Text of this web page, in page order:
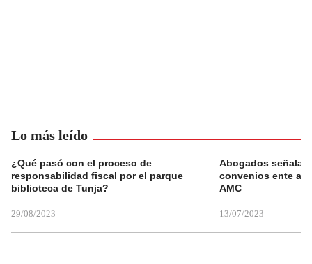
Lo más leído
¿Qué pasó con el proceso de
responsabilidad fiscal por el parque
biblioteca de Tunja?
29/08/2023
Abogados
convenios ente
AMC
13/07/2023